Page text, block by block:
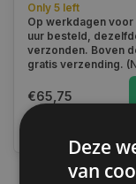
delig | FD-2018
Only 5 left
Op werkdagen voor
uur besteld,
verzonden. Boven
gratis verzending.
€65,75
Deze
van